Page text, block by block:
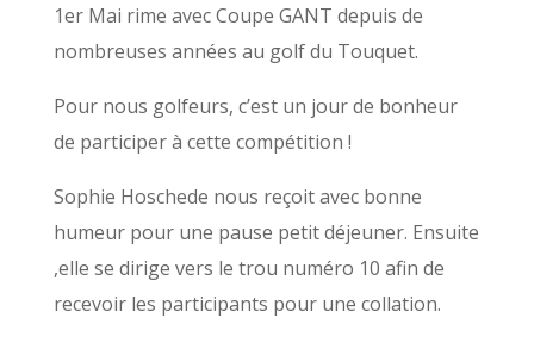
1er Mai rime avec Coupe GANT depuis de
nombreuses années au golf du Touquet.
Pour nous golfeurs, c’est un jour de bonheur
de participer à cette compétition !
Sophie Hoschede nous reçoit avec bonne
humeur pour une pause petit déjeuner. Ensuite
,elle se dirige vers le trou numéro 10 afin de
recevoir les participants pour une collation.